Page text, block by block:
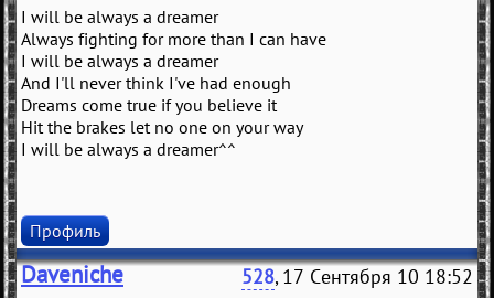
I will be always a dreamer
Always fighting for more than I can have
I will be always a dreamer
And I'll never think I've had enough
Dreams come true if you believe it
Hit the brakes let no one on your way
I will be always a dreamer^^
Профиль
Daveniche 528, 17 Сентября 10 18:52